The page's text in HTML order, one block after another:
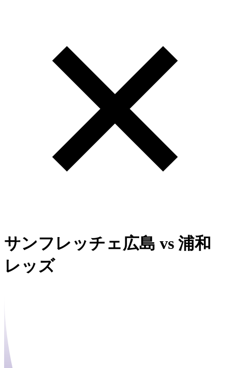
サンフレッチェ広島 vs 浦和
レッズ